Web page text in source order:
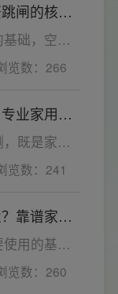
距离的大
方便)。
闸的核心
础，空开
配性不足
成熟的电
压防护性能
动等场
题。
览数：266
业家用开
既是家居
墙面整体
模块化功
合实力过硬
搞定开关
产品，采
览数：241
靠谱家用
用的基础
要的电源
除了规划
览数：260